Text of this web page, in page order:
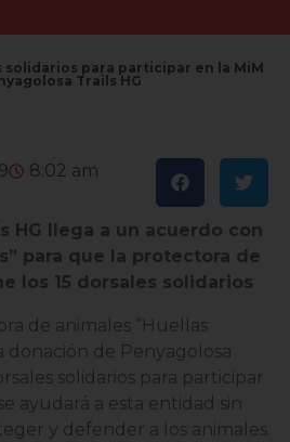
solidarios para participar en la MiM
Trails HG
8:02 am
HG llega a un acuerdo con
para que la protectora de
los 15 dorsales solidarios
de animales “Huellas
donación de Penyagolosa
solidarios para participar
ayudará a esta entidad sin
y defender a los animales.